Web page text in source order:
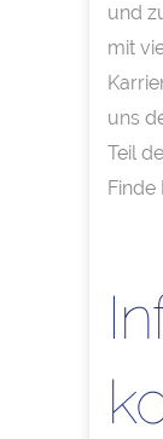
und
mit
uns
Teil
Finde